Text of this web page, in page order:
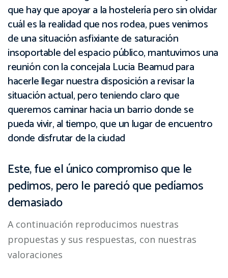
que hay que apoyar a la hostelería pero sin olvidar
cuál es la realidad que nos rodea, pues venimos
de una situación asfixiante de saturación
insoportable del espacio público, mantuvimos una
reunión con la concejala Lucia Beamud para
hacerle llegar nuestra disposición a revisar la
situación actual, pero teniendo claro que
queremos caminar hacia un barrio donde se
pueda vivir, al tiempo, que un lugar de encuentro
donde disfrutar de la ciudad
Este, fue el único compromiso que le
pedimos, pero le pareció que pedíamos
demasiado
A continuación reproducimos nuestras
propuestas y sus respuestas, con nuestras
valoraciones